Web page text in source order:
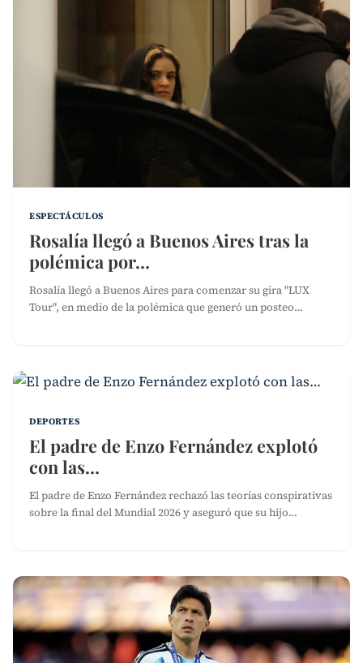
ESPECTÁCULOS
Rosalía llegó a Buenos Aires tras la
polémica por…
Rosalía llegó a Buenos Aires para comenzar su gira "LUX
Tour", en medio de la polémica que generó un posteo…
DEPORTES
El padre de Enzo Fernández explotó
con las…
El padre de Enzo Fernández rechazó las teorías conspirativas
sobre la final del Mundial 2026 y aseguró que su hijo…